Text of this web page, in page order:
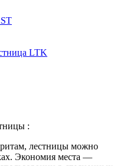
LTK
:
лестницы можно
Экономия места —